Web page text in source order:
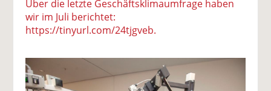
Über die letzte Geschäftsklimaumfrage haben
wir im Juli berichtet:
https://tinyurl.com/24tjgveb.